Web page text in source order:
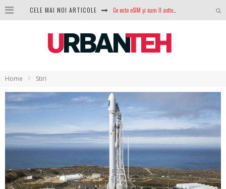
CELE MAI NOI ARTICOLE
GTA VI poate fi precomandat oficial. Rockstar dezvăluie edițiile oficiale și bonusurile pe care le primești
Home Stiri